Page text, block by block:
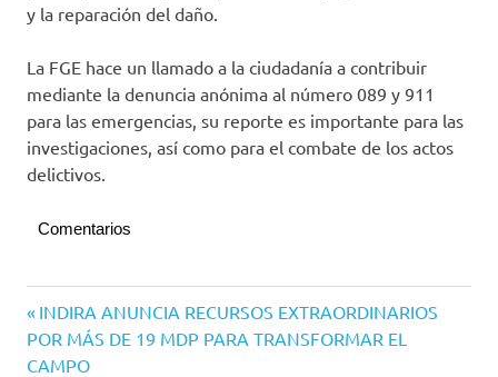
y la reparación del daño.
La FGE hace un llamado a la ciudadanía a contribuir
mediante la denuncia anónima al número 089 y 911
para las emergencias, su reporte es importante para las
investigaciones, así como para el combate de los actos
delictivos.
Comentarios
Navegación
de
Entrada
anterior:
INDIRA ANUNCIA RECURSOS EXTRAORDINARIOS
POR MÁS DE 19 MDP PARA TRANSFORMAR EL
CAMPO